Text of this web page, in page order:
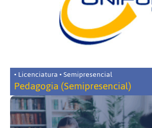
• Licenciatura • Semipresencial
Pedagogia (Semipresencial)